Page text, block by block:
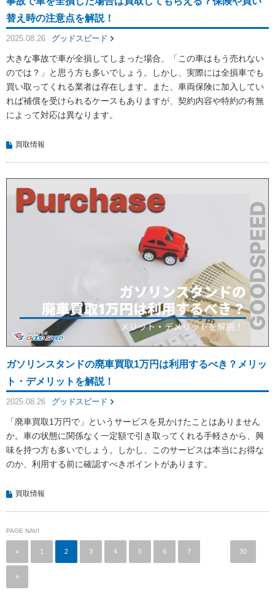
替え時の注意点を解説！
2025.08.26 グッドスピード
大きな事故で車が全損してしまった場合、「この車はもう売れない
のでは？」と思う方も多いでしょう。しかし、実際には全損車でも
買い取ってくれる業者は存在します。また、車両保険に加入してい
れば補償を受けられるケースもありますが、契約内容や特約の有無
によって対応は異なります。
買取情報
ガソリンスタンドの廃車買取1万円は利用するべき？メリッ
ト・デメリットを解説！
2025.08.26 グッドスピード
「廃車買取1万円で」というサービスを見かけたことはありません
か。車の状態に関係なく一定額で引き取ってくれる手軽さから、興
味を持つ方も多いでしょう。しかし、このサービスは本当にお得な
のか、利用する前に確認すべきポイントがあります。
買取情報
PAGE NAVI
« 1 2 3 4 5 6 7 30
»